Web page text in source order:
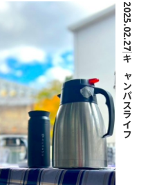
2025.02.27
｜
キャンパスライフ